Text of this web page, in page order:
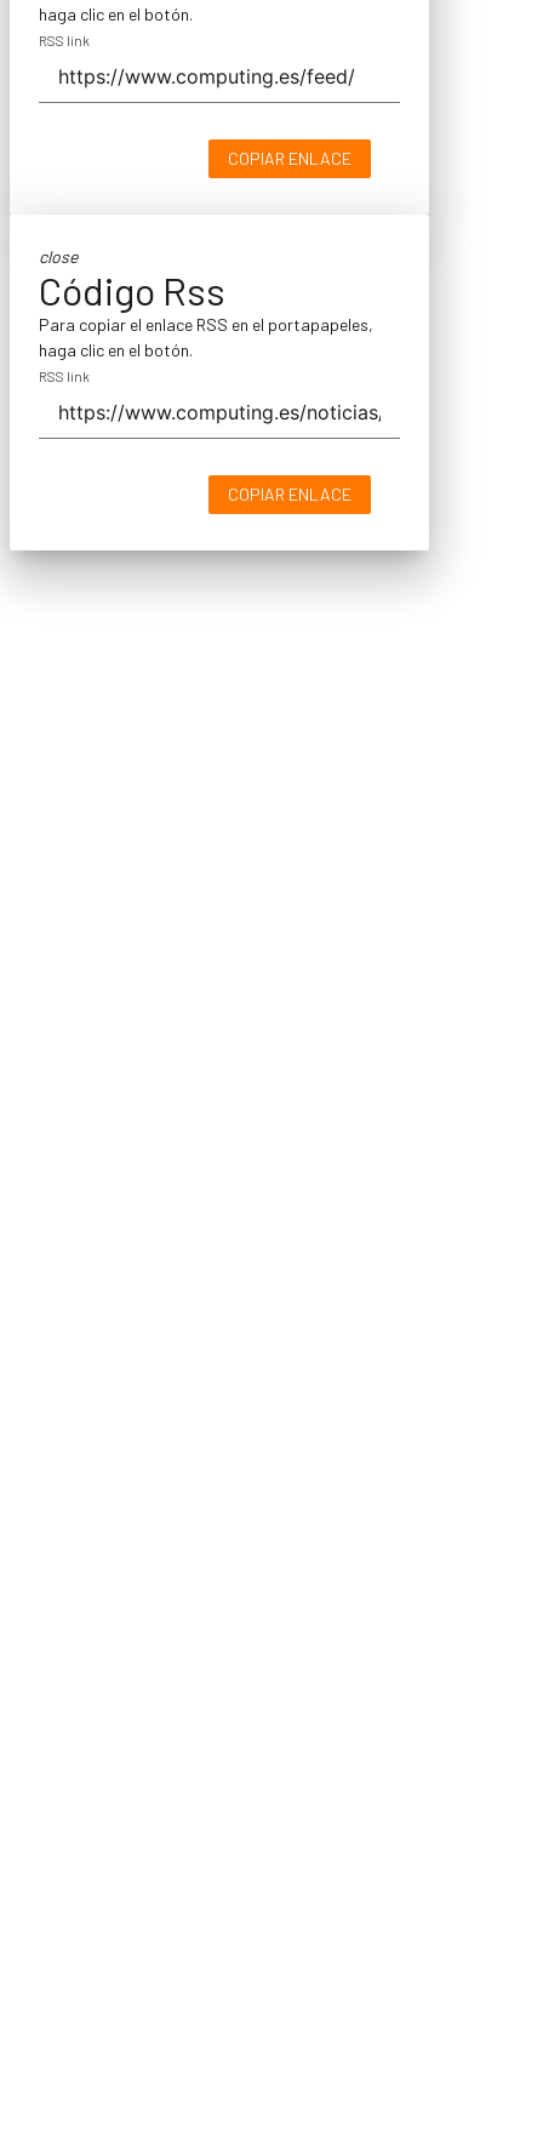
haga clic en el botón.
RSS link
COPIAR ENLACE
close
Código Rss
Para copiar el enlace RSS en el portapapeles,
haga clic en el botón.
RSS link
COPIAR ENLACE